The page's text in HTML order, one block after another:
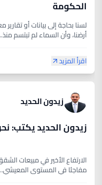
الحكومة
لسنا بحاجة إلى بيانات أو
أرضنا، وأن السماء لم تبتسم
اقرأ المزيد
زيدون الحديد
زيدون الحديد يكتب:
الارتفاع الأخير في مبيعات
مفاجئا في المستوى